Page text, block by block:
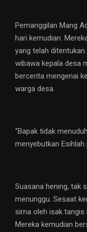
Pemanggilan Mang
hari kemudian.
yang telah
wibawa kepala desa
bercerita mengenai
warga desa.
“Bapak tidak
menyebutkan Esihlah
Suasana hening, tak
menunggu. Sesaat
sirna oleh isak tangis
Mereka kemudian